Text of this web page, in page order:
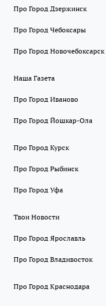
Про Город Дзержинск
Про Город Чебоксары
Про Город Новочебоксарск
Наша Газета
Про Город Иваново
Про Город Йошкар-Ола
Про Город Курск
Про Город Рыбинск
Про Город Уфа
Твои Новости
Про Город Ярославль
Про Город Владивосток
Про Город Краснодара